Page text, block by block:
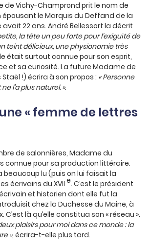
de Vichy-Champrond prit le nom de
épousant le Marquis du Deffand de la
22 ans. André Bellessort la décrit
la tête un peu forte pour l’exiguïté de
teint délicieux, une physionomie très
était surtout connue pour son esprit,
et sa curiosité. La future Madame de
!) écrira à son propos : « Personne
l’a plus naturel. ».
« femme de lettres
de salonnières, Madame du
connue pour sa production littéraire.
beaucoup lu (puis on lui faisait la
écrivains du XVII e. C’est le président
et historien dont elle fut la
chez la Duchesse du Maine, à
C’est là qu’elle constitua son « réseau ».
plaisirs pour moi dans ce monde : la
», écrira-t-elle plus tard.